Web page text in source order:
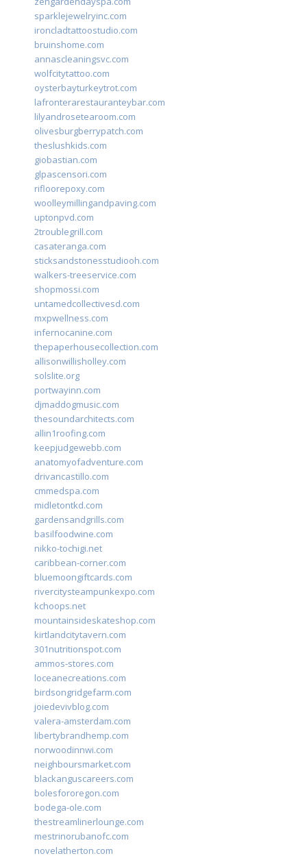
sparklejewelryinc.com
ironcladtattoostudio.com
bruinshome.com
annascleaningsvc.com
wolfcitytattoo.com
oysterbayturkeytrot.com
lafronterarestauranteybar.com
lilyandrosetearoom.com
olivesburgberrypatch.com
theslushkids.com
giobastian.com
glpascensori.com
rifloorepoxy.com
woolleymillingandpaving.com
uptonpvd.com
2troublegrill.com
casateranga.com
sticksandstonesstudiooh.com
walkers-treeservice.com
shopmossi.com
untamedcollectivesd.com
mxpwellness.com
infernocanine.com
thepaperhousecollection.com
allisonwillisholley.com
solslite.org
portwayinn.com
djmaddogmusic.com
thesoundarchitects.com
allin1roofing.com
keepjudgewebb.com
anatomyofadventure.com
drivancastillo.com
cmmedspa.com
midletontkd.com
gardensandgrills.com
basilfoodwine.com
nikko-tochigi.net
caribbean-corner.com
bluemoongiftcards.com
rivercitysteampunkexpo.com
kchoops.net
mountainsideskateshop.com
kirtlandcitytavern.com
301nutritionspot.com
ammos-stores.com
loceanecreations.com
birdsongridgefarm.com
joiedevivblog.com
valera-amsterdam.com
libertybrandhemp.com
norwoodinnwi.com
neighboursmarket.com
blackanguscareers.com
bolesfororegon.com
bodega-ole.com
thestreamlinerlounge.com
mestrinorubanofc.com
novelatherton.com